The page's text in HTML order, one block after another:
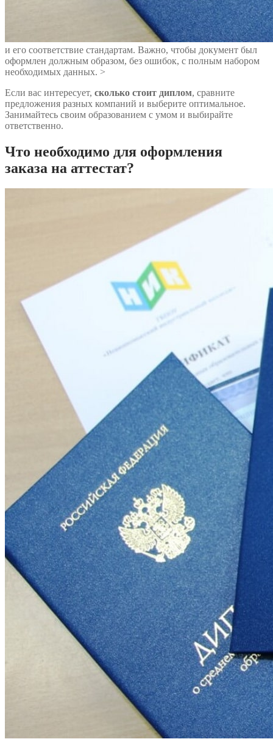
и его соответствие стандартам. Важно, чтобы документ был
оформлен должным образом, без ошибок, с полным набором
необходимых данных. >
Если вас интересует, сколько стоит диплом, сравните
предложения разных компаний и выберите оптимальное.
Занимайтесь своим образованием с умом и выбирайте
ответственно.
Что необходимо для оформления
заказа на аттестат?